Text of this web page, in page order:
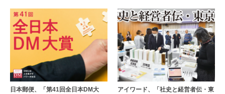
日本郵便、「第41回全日本DM大
アイワード、「社史と経営者伝・東